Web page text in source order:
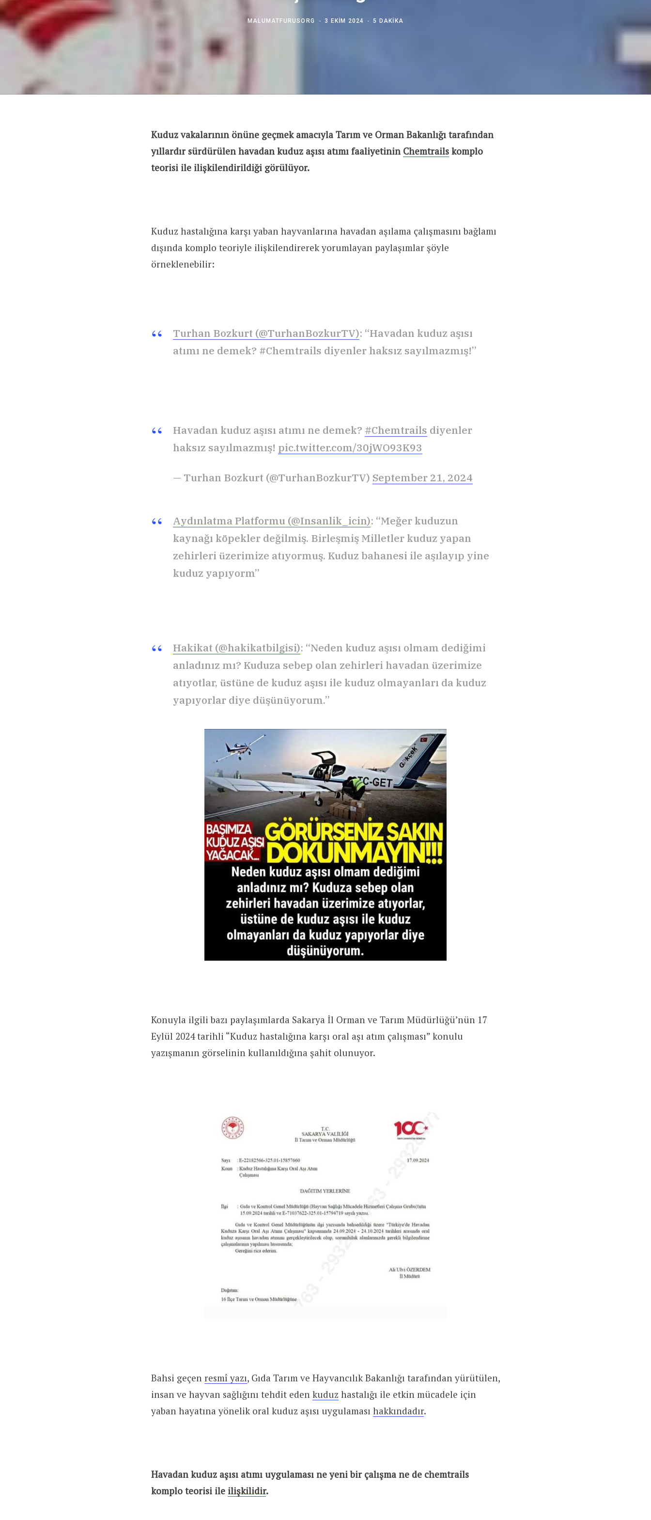
MALUMATFURUSORG 3 EKIM 2024 5 DAKIKA
Kuduz vakalarının önüne geçmek amacıyla Tarım ve Orman Bakanlığı tarafından
yıllardır sürdürülen havadan kuduz aşısı atımı faaliyetinin Chemtrails komplo
teorisi ile ilişkilendirildiği görülüyor.
Kuduz hastalığına karşı yaban hayvanlarına havadan aşılama çalışmasını bağlamı
dışında komplo teoriyle ilişkilendirerek yorumlayan paylaşımlar şöyle
örneklenebilir:
Turhan Bozkurt (@TurhanBozkurTV): “Havadan kuduz aşısı
atımı ne demek? #Chemtrails diyenler haksız sayılmazmış!”
Havadan kuduz aşısı atımı ne demek? #Chemtrails diyenler
haksız sayılmazmış! pic.twitter.com/30jWO93K93
— Turhan Bozkurt (@TurhanBozkurTV) September 21, 2024
Aydınlatma Platformu (@Insanlik_icin): “Meğer kuduzun
kaynağı köpekler değilmiş. Birleşmiş Milletler kuduz yapan
zehirleri üzerimize atıyormuş. Kuduz bahanesi ile aşılayıp yine
kuduz yapıyorm”
Hakikat (@hakikatbilgisi): “Neden kuduz aşısı olmam dediğimi
anladınız mı? Kuduza sebep olan zehirleri havadan üzerimize
atıyotlar, üstüne de kuduz aşısı ile kuduz olmayanları da kuduz
yapıyorlar diye düşünüyorum.”
Konuyla ilgili bazı paylaşımlarda Sakarya İl Orman ve Tarım Müdürlüğü’nün 17
Eylül 2024 tarihli “Kuduz hastalığına karşı oral aşı atım çalışması” konulu
yazışmanın görselinin kullanıldığına şahit olunuyor.
Bahsi geçen resmî yazı, Gıda Tarım ve Hayvancılık Bakanlığı tarafından yürütülen,
insan ve hayvan sağlığını tehdit eden kuduz hastalığı ile etkin mücadele için
yaban hayatına yönelik oral kuduz aşısı uygulaması hakkındadır.
Havadan kuduz aşısı atımı uygulaması ne yeni bir çalışma ne de chemtrails
komplo teorisi ile ilişkilidir.